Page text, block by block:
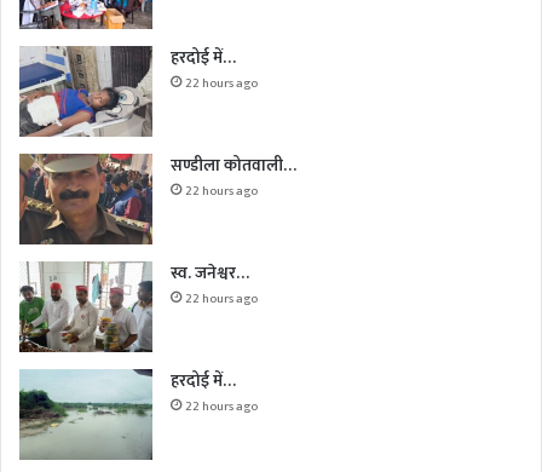
हरदोई में…
22 hours ago
सण्डीला कोतवाली…
22 hours ago
स्व. जनेश्वर…
22 hours ago
हरदोई में…
22 hours ago